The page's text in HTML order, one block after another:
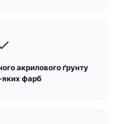
акрилового ґрунту
фарб